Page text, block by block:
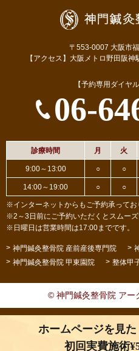
〒553-0007 大阪市
【アクセス】大阪メトロ野田阪
【予約専用ダイヤ
06-
診療時間 月 火
9:00～13:00 ○ ○
14:00～19:00 ○ ○
※インターネットからもご予約承ってお
※2～3日前にご予約いただくとスムーズ
※日曜日は営業時間は17:00までです。
神門鍼灸整骨院 産前産後専門院
神門鍼灸整骨院 甲東園院
整体甲
© 神門鍼灸整骨院 アー
ホームページを見た
初回実費施術